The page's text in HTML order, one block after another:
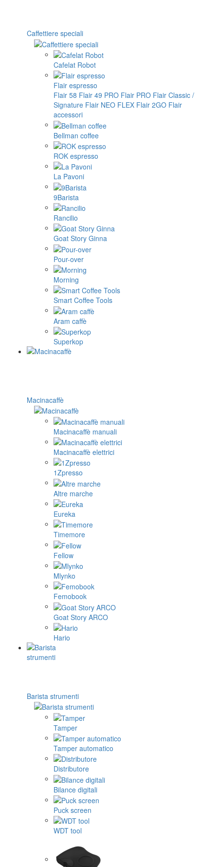
Caffettiere speciali
Cafelat Robot
Flair espresso
Flair 58 Flair 49 PRO Flair PRO Flair Classic /
Signature Flair NEO FLEX Flair 2GO Flair
accessori
Bellman coffee
ROK espresso
La Pavoni
9Barista
Rancilio
Goat Story Ginna
Pour-over
Morning
Smart Coffee Tools
Aram caffè
Superkop
Macinacaffè
Macinacaffè manuali
Macinacaffè elettrici
1Zpresso
Altre marche
Eureka
Timemore
Fellow
Mlynko
Femobook
Goat Story ARCO
Hario
Barista strumenti
Tamper
Tamper automatico
Distributore
Bilance digitali
Puck screen
WDT tool